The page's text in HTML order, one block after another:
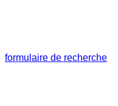
formulaire de recherche